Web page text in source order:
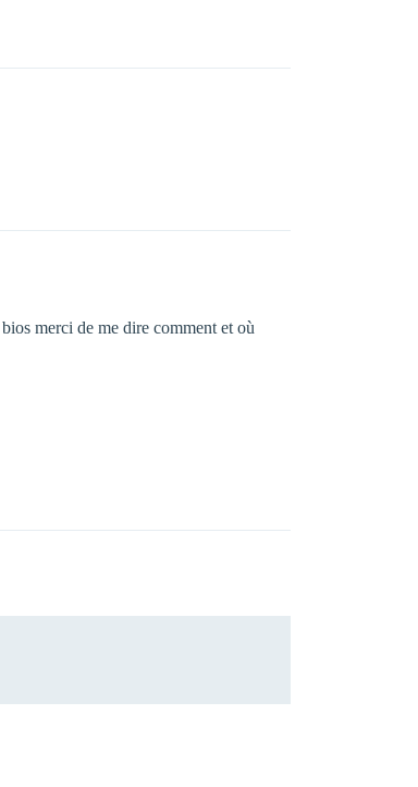
merci de me dire comment et où